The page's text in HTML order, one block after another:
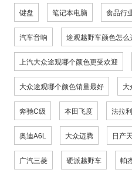
键盘 笔记本电脑 食品行
汽车音响 途观越野车颜色怎么
上汽大众途观哪个颜色更受欢迎
大众途观哪个颜色销量最好 大
奔驰C级 本田飞度 法拉
奥迪A6L 大众迈腾 日产
广汽三菱 硬派越野车 帕